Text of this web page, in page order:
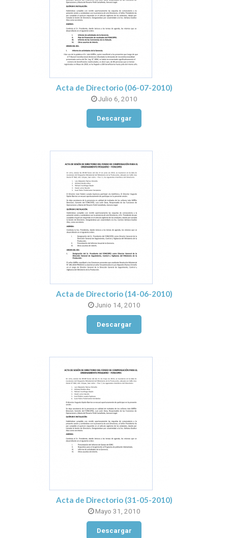
Acta de Directorio (06-07-2010)
Julio 6, 2010
Descargar
Acta de Directorio (14-06-2010)
Junio 14, 2010
Descargar
Acta de Directorio (31-05-2010)
Mayo 31, 2010
Descargar